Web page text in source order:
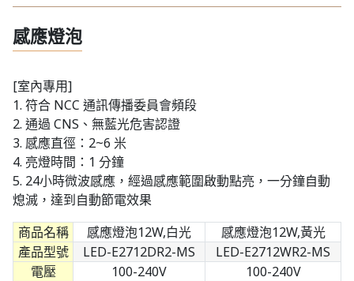
感應燈泡
[室內專用]
1. 符合 NCC 通訊傳播委員會頻段
2. 通過 CNS、無藍光危害認證
3. 感應直徑：2~6 米
4. 亮燈時間：1 分鐘
5. 24小時微波感應，經過感應範圍啟動點亮，一分鐘自動
熄滅，達到自動節電效果
商品名稱
感應燈泡12W,白光
感應燈泡12W,黃光
產品型號
LED-E2712DR2-MS
LED-E2712WR2-MS
電壓
100-240V
100-240V